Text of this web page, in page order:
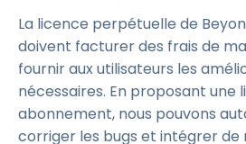
La licence perpétuelle de
doivent facturer des frais de
fournir aux utilisateurs les
nécessaires. En proposant une
abonnement, nous pouvons
corriger les bugs et intégrer de